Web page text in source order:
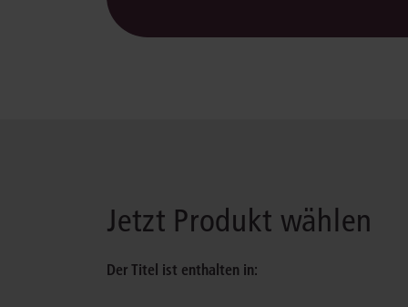
Jetzt Produkt wählen
Der Titel ist enthalten in: